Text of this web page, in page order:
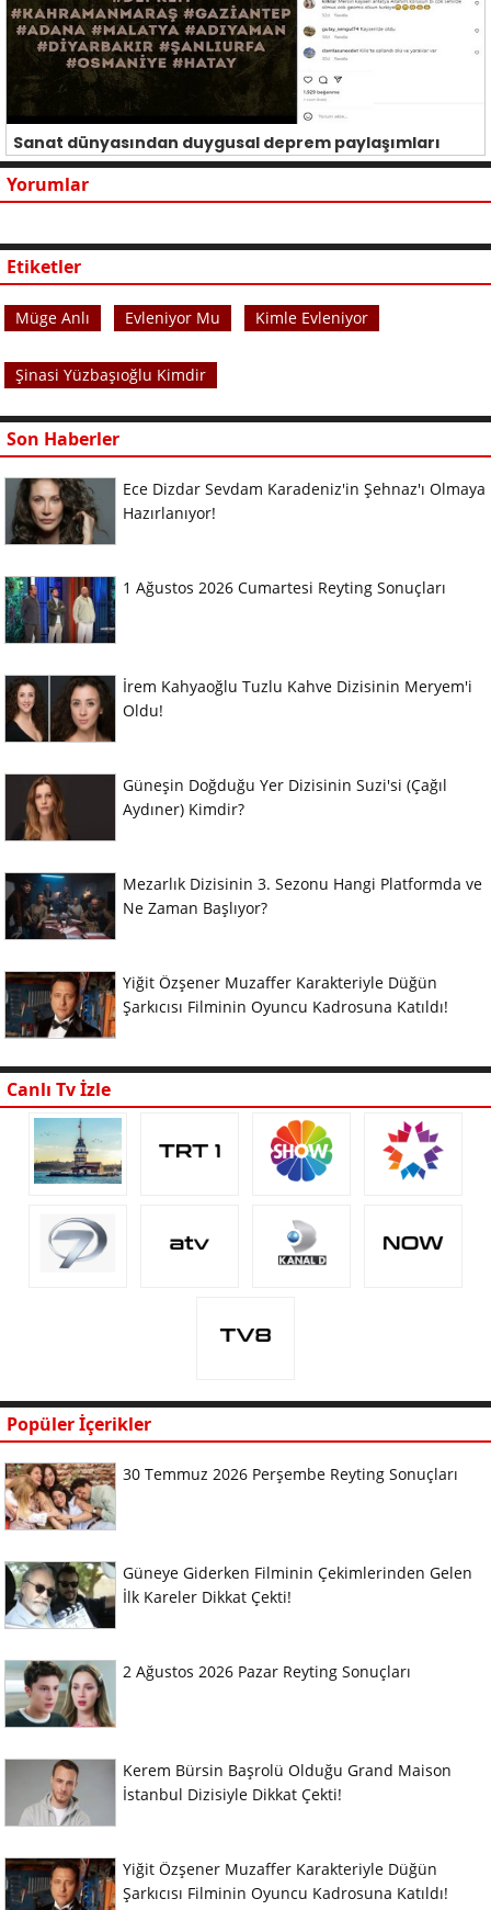
Sanat dünyasından duygusal deprem paylaşımları
Yorumlar
Etiketler
Müge Anlı Evleniyor Mu Kimle Evleniyor
Şinasi Yüzbaşıoğlu Kimdir
Son Haberler
Ece Dizdar Sevdam Karadeniz'in Şehnaz'ı Olmaya
Hazırlanıyor!
1 Ağustos 2026 Cumartesi Reyting Sonuçları
İrem Kahyaoğlu Tuzlu Kahve Dizisinin Meryem'i
Oldu!
Güneşin Doğduğu Yer Dizisinin Suzi'si (Çağıl
Aydıner) Kimdir?
Mezarlık Dizisinin 3. Sezonu Hangi Platformda ve
Ne Zaman Başlıyor?
Yiğit Özşener Muzaffer Karakteriyle Düğün
Şarkıcısı Filminin Oyuncu Kadrosuna Katıldı!
Canlı Tv İzle
Popüler İçerikler
30 Temmuz 2026 Perşembe Reyting Sonuçları
Güneye Giderken Filminin Çekimlerinden Gelen
İlk Kareler Dikkat Çekti!
2 Ağustos 2026 Pazar Reyting Sonuçları
Kerem Bürsin Başrolü Olduğu Grand Maison
İstanbul Dizisiyle Dikkat Çekti!
Yiğit Özşener Muzaffer Karakteriyle Düğün
Şarkıcısı Filminin Oyuncu Kadrosuna Katıldı!